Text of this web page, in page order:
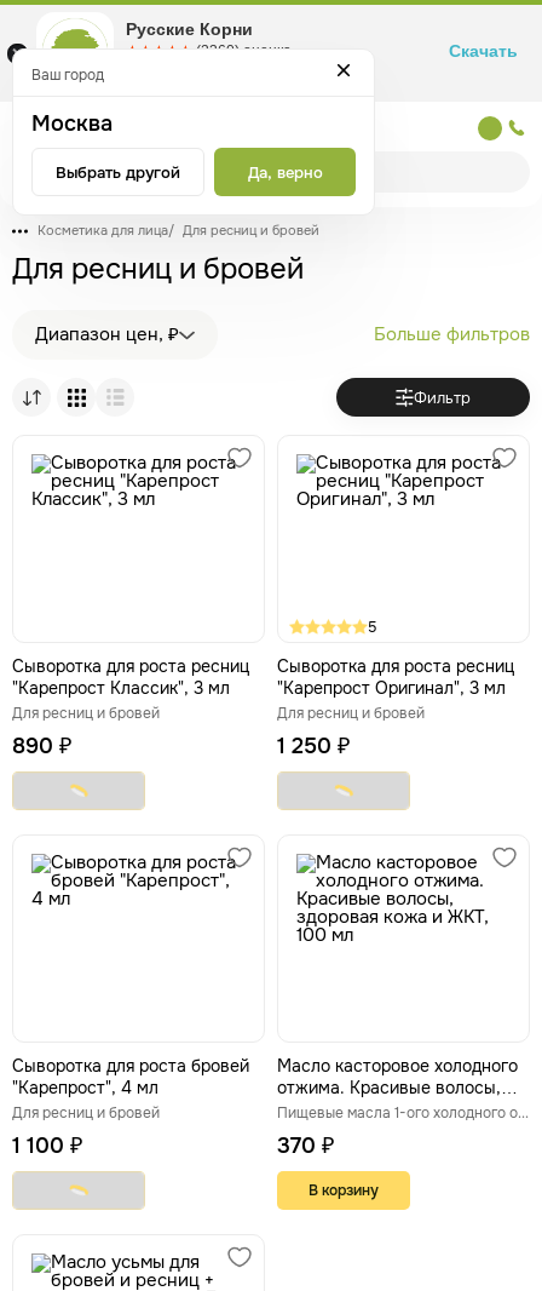
Косметика для лица/ Для ресниц и бровей
Для ресниц и бровей
Диапазон цен, ₽ Больше фильтров
Фильтр
Сыворотка для роста ресниц
"Карепрост Классик", 3 мл
Для ресниц и бровей
890 ₽
5
Сыворотка для роста ресниц
"Карепрост Оригинал", 3 мл
Для ресниц и бровей
1 250 ₽
Сыворотка для роста бровей
"Карепрост", 4 мл
Для ресниц и бровей
1 100 ₽
Масло касторовое холодного
отжима. Красивые волосы,
здоровая кожа и ЖКТ, 100 млПищевые масла 1-ого холодного отжима
370 ₽
В корзину
Ваш город
Москва
Выбрать другой Да, верно
Русские Корни
☆☆☆☆☆
★★★★★ (2360) оценка
Маркетплейс товаров для здоровья
Скачать